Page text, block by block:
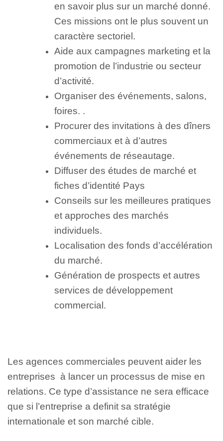
en savoir plus sur un marché donné.
Ces missions ont le plus souvent un
caractère sectoriel.
Aide aux campagnes marketing et la
promotion de l’industrie ou secteur
d’activité.
Organiser des événements, salons,
foires. .
Procurer des invitations à des dîners
commerciaux et à d’autres
événements de réseautage.
Diffuser des études de marché et
fiches d’identité Pays
Conseils sur les meilleures pratiques
et approches des marchés
individuels.
Localisation des fonds d’accélération
du marché.
Génération de prospects et autres
services de développement
commercial.
Les agences commerciales peuvent aider les
entreprises à lancer un processus de mise en
relations. Ce type d’assistance ne sera efficace
que si l’entreprise a definit sa stratégie
internationale et son marché cible.